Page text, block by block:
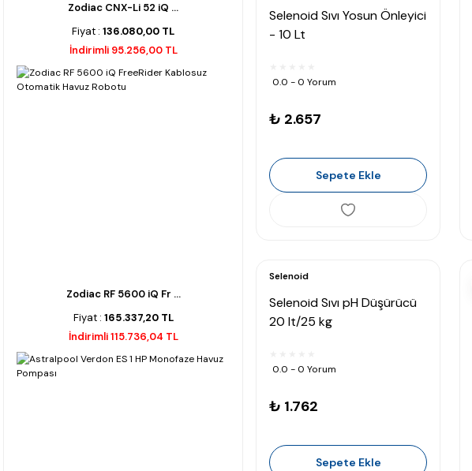
Zodiac CNX-Li 52 iQ ...
Fiyat : 136.080,00 TL
İndirimli 95.256,00 TL
Zodiac RF 5600 iQ Fr ...
Fiyat : 165.337,20 TL
İndirimli 115.736,04 TL
Selenoid Sıvı Yosun Önleyici
- 10 Lt
0.0 - 0 Yorum
₺ 2.657
Sepete Ekle
Selenoid
Selenoid Sıvı pH Düşürücü
20 lt/25 kg
0.0 - 0 Yorum
₺ 1.762
Sepete Ekle